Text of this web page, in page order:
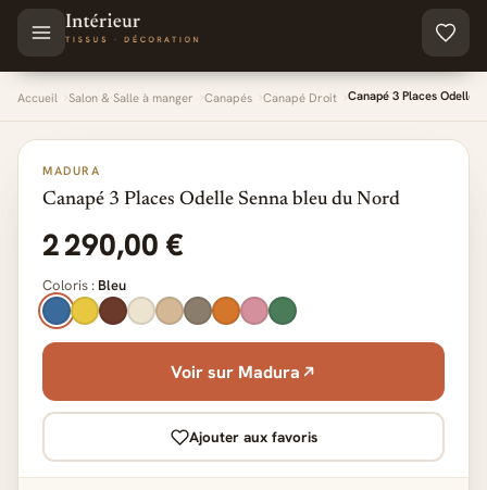
Aller au contenu principal
Accueil Salon & Salle à manger Canapés Canapé Droit Canapé 3 Places Odelle
MADURA
Canapé 3 Places Odelle Senna bleu du Nord
2 290,00 €
Coloris : Bleu
Voir sur Madura
Ajouter aux favoris